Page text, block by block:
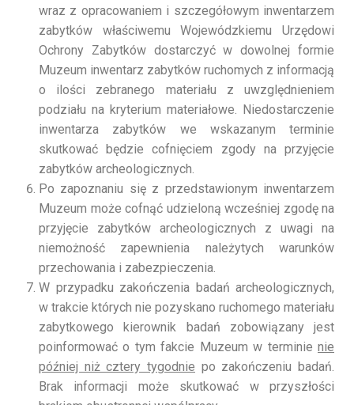
wraz z opracowaniem i szczegółowym inwentarzem
zabytków właściwemu Wojewódzkiemu Urzędowi
Ochrony Zabytków dostarczyć w dowolnej formie
Muzeum inwentarz zabytków ruchomych z informacją
o ilości zebranego materiału z uwzględnieniem
podziału na kryterium materiałowe. Niedostarczenie
inwentarza zabytków we wskazanym terminie
skutkować będzie cofnięciem zgody na przyjęcie
zabytków archeologicznych.
Po zapoznaniu się z przedstawionym inwentarzem
Muzeum może cofnąć udzieloną wcześniej zgodę na
przyjęcie zabytków archeologicznych z uwagi na
niemożność zapewnienia należytych warunków
przechowania i zabezpieczenia.
W przypadku zakończenia badań archeologicznych,
w trakcie których nie pozyskano ruchomego materiału
zabytkowego kierownik badań zobowiązany jest
poinformować o tym fakcie Muzeum w terminie nie
później niż cztery tygodnie po zakończeniu badań.
Brak informacji może skutkować w przyszłości